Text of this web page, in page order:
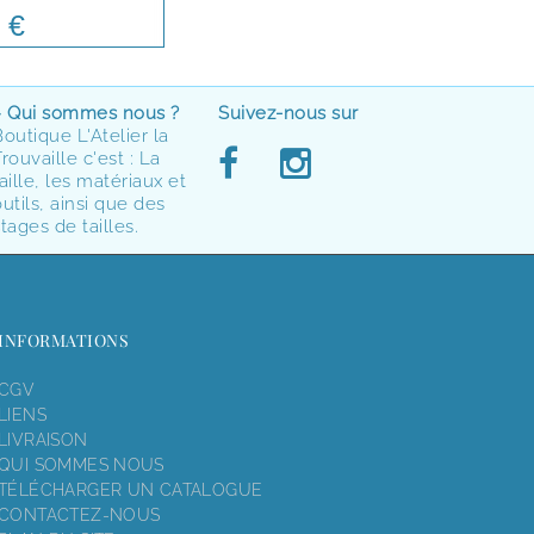
€
Qui sommes nous ?
L'Atelier la
c'est : La
les matériaux et
ainsi que des
de tailles.
Suivez-nous sur
LIENS
LIVRAISON
SOMMES NOUS
UN CATALOGUE
NOUS